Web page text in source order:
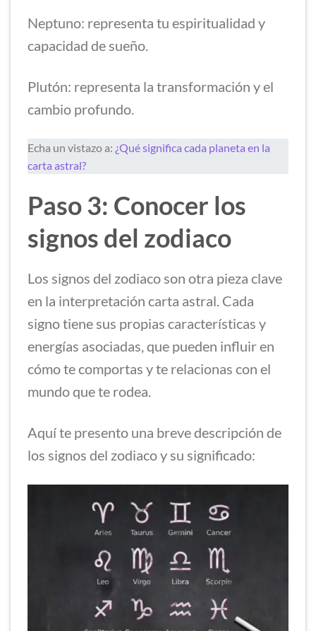
Neptuno: representa tu espiritualidad y
capacidad de sueño.
Plutón: representa la transformación y el
cambio profundo.
Echa un vistazo a: ¿Qué significa cada planeta en la
carta astral?
Paso 3: Conocer los
signos del zodiaco
Los signos del zodiaco son otra pieza clave
en la interpretación carta astral. Cada
signo tiene sus propias características y
energías asociadas, que pueden influir en
cómo te comportas y te relacionas con el
mundo que te rodea.
Aquí te presento una breve descripción de
los signos del zodiaco y su significado: